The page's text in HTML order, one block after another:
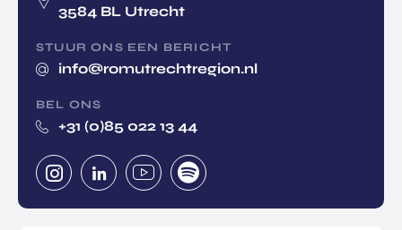
3584 BL Utrecht
STUUR ONS EEN BERICHT
info@romutrechtregion.nl
BEL ONS
+31 (0)85 022 13 44